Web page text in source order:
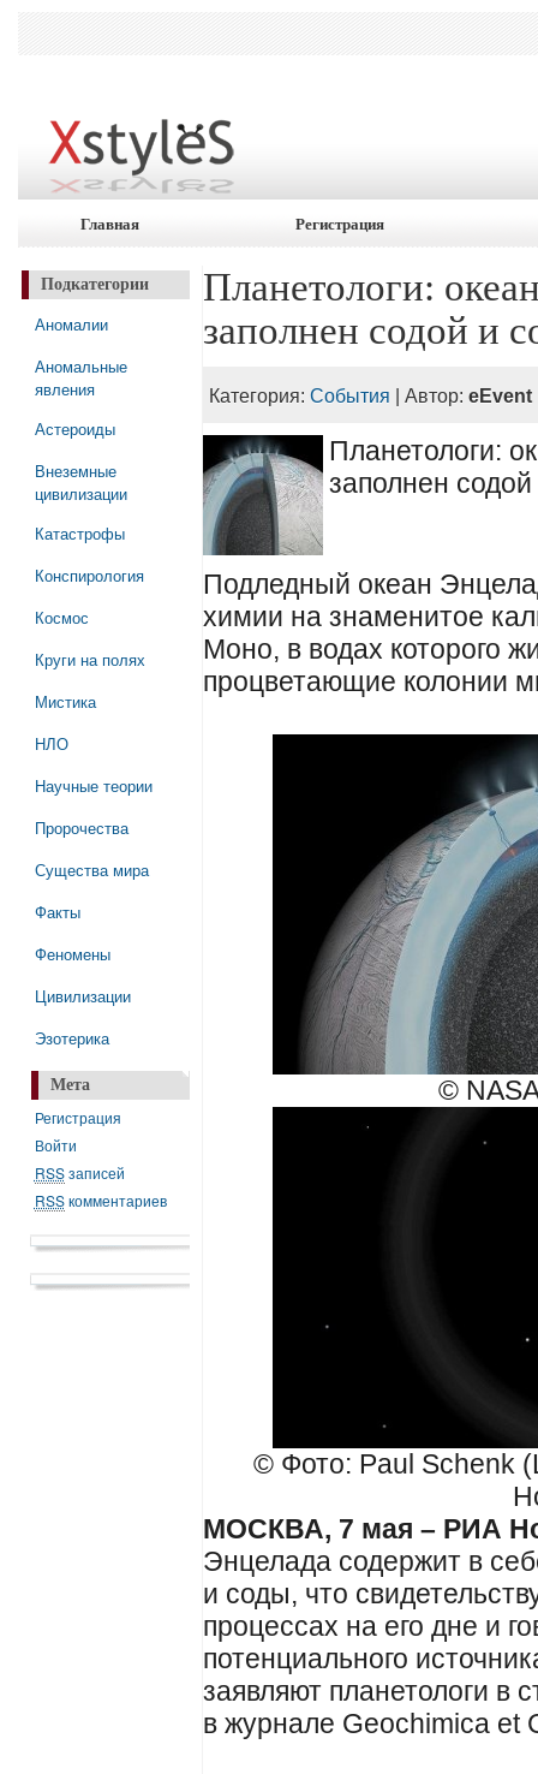
Главная Регистрация
Подкатегории
Аномалии
Аномальные
явления
Астероиды
Внеземные
цивилизации
Катастрофы
Конспирология
Космос
Круги на полях
Мистика
НЛО
Научные теории
Пророчества
Существа мира
Факты
Феномены
Цивилизации
Эзотерика
Мета
Регистрация
Войти
RSSзаписей
RSSкомментариев
Планетологи:
заполнен содой и
Категория:События | Автор:eEvent
Планетологи:
заполнен
Подледный океан
химии на знаменитое
Моно, в водах которого
процветающие колонии
©
© Фото: Paul Schenk
МОСКВА, 7 мая – РИА
Энцелада содержит в
и соды, что
процессах на его дне и
потенциального
заявляют планетологи в
в журнале Geochimica et